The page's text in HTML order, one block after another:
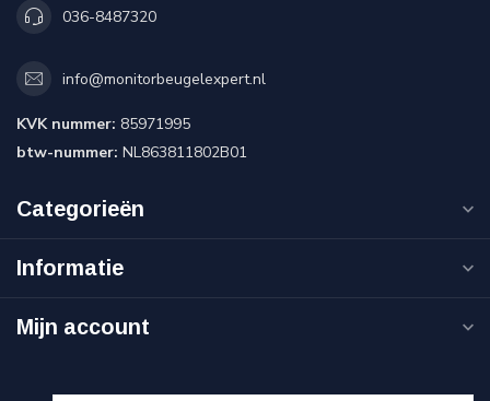
036-8487320
info@monitorbeugelexpert.nl
KVK nummer: 85971995
btw-nummer: NL863811802B01
Categorieën
Informatie
Mijn account